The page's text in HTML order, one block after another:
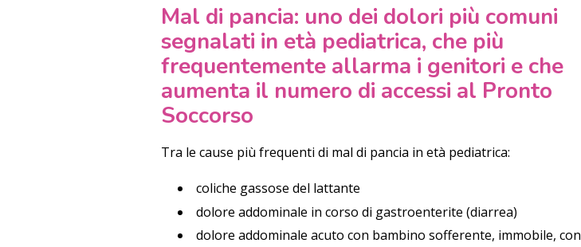
Mal di pancia: uno dei dolori più comuni
segnalati in età pediatrica, che più
frequentemente allarma i genitori e che
aumenta il numero di accessi al Pronto
Soccorso
Tra le cause più frequenti di mal di pancia in età pediatrica:
coliche gassose del lattante
dolore addominale in corso di gastroenterite (diarrea)
dolore addominale acuto con bambino sofferente, immobile, con